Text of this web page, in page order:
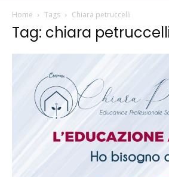
Home Tags Chiara petruccelli
Tag: chiara